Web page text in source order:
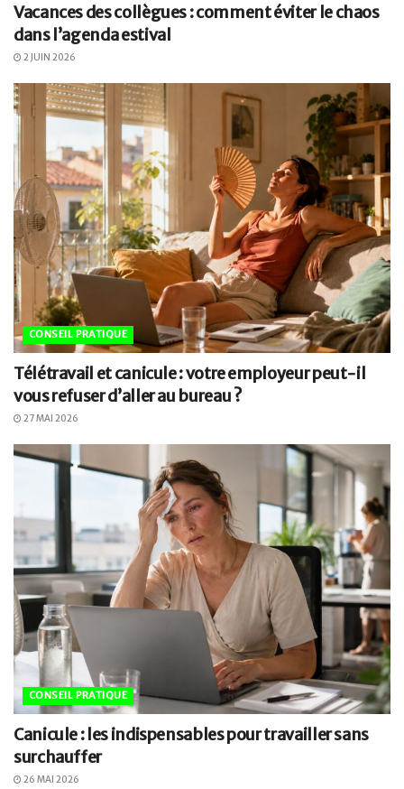
Vacances des collègues : comment éviter le chaos
dans l’agenda estival
2 JUIN 2026
CONSEIL PRATIQUE
Télétravail et canicule : votre employeur peut-il
vous refuser d’aller au bureau ?
27 MAI 2026
CONSEIL PRATIQUE
Canicule : les indispensables pour travailler sans
surchauffer
26 MAI 2026